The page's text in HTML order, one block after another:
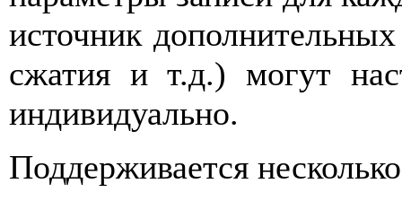
источник
сжатия и т.д.) могут
индивидуально.
Поддерживается